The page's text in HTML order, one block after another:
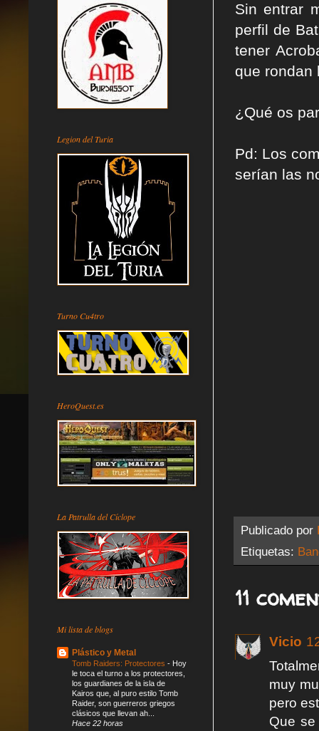
Sin entrar
perfil de
tener
que
¿Qué os
Pd: Los
serían las
Publicado por
Etiquetas:
11
Vicio
muy
pero
Que
Legion del Turia
Turno Cu4tro
HeroQuest.es
La Patrulla del Cíclope
Mi lista de blogs
Plástico y Metal
Tomb Raiders: Protectores - Hoy
le toca el turno a los protectores,
los guardianes de la isla de
Kairos que, al puro estilo Tomb
Raider, son guerreros griegos
clásicos que llevan ah...
Hace 22 horas